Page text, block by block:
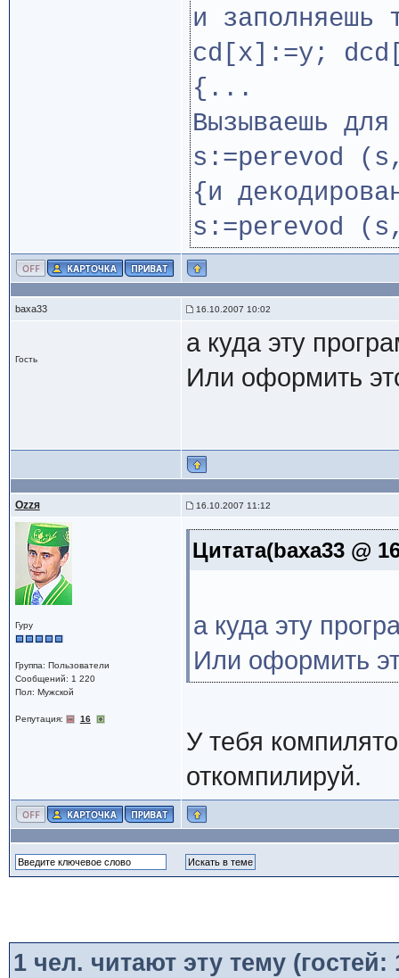
и заполняешь
cd[x]:=y;
{...
Вызываешь
s:=perevod
{и
s:=perevod
baxa33 16.10.2007 10:02
Гость
а куда эту
Или оформить
Ozzя 16.10.2007 11:12
Гуру
Группа: Пользователи
Сообщений: 1 220
Пол: Мужской
Репутация: 16
Цитата(baxa33 @
а куда эту
Или оформить
У тебя
откомпилируй.
1чел. читают эту тему